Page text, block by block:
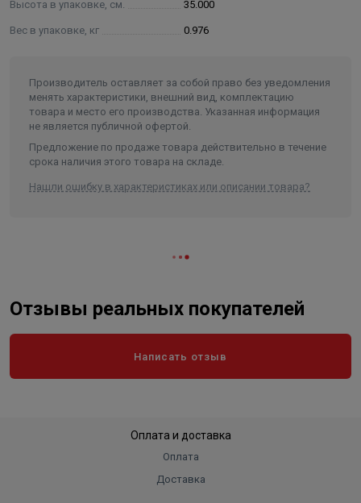
Высота в упаковке, см. 35.000
Вес в упаковке, кг 0.976
Производитель оставляет за собой право без уведомления
менять характеристики, внешний вид, комплектацию
товара и место его производства. Указанная информация
не является публичной офертой.
Предложение по продаже товара действительно в течение
срока наличия этого товара на складе.
Нашли ошибку в характеристиках или описании товара?
Отзывы реальных покупателей
Написать отзыв
Оплата и доставка
Оплата
Доставка